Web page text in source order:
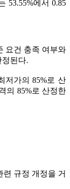
53.55%에서 0.85
요건 충족 여부와
된다.
저가의 85%로 산
의 85%로 산정한
규정 개정을 거